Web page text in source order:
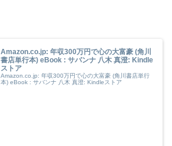
Amazon.co.jp: 年収300万円で心の大富豪 (角川
書店単行本) eBook : サバンナ 八木 真澄: Kindle
ストア
Amazon.co.jp: 年収300万円で心の大富豪 (角川書店単行
本) eBook : サバンナ 八木 真澄: Kindleストア